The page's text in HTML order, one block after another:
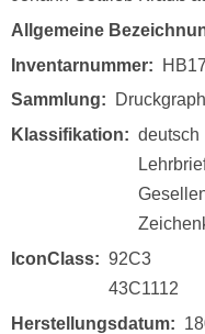
Allgemeine
Inventarnummer
Sammlung
Klassifikation
deutsch
IconClass
92C3
43C1112
Herstellungsdatum